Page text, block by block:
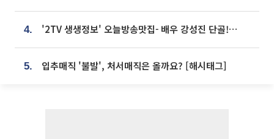
4. '2TV 생생정보' 오늘방송맛집- 배우 강성진 단골! 쌀국수ㆍ푸팟퐁 커리 맛집 '블○○○'
5. 입추매직 '불발', 처서매직은 올까요? [해시태그]